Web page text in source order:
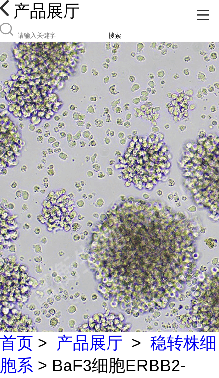
产品展厅
搜索
首页 > 产品展厅 > 稳转株细
胞系 > BaF3细胞ERBB2-